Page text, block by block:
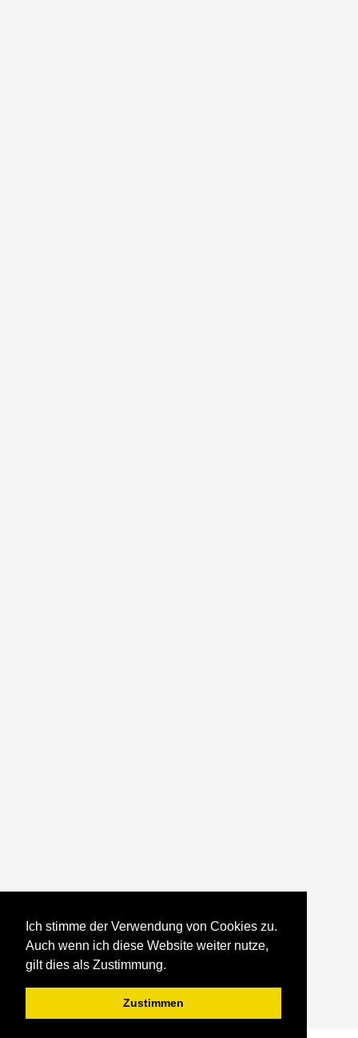
Ich stimme der Verwendung von Cookies zu.
Auch wenn ich diese Website weiter nutze,
gilt dies als Zustimmung.
Zustimmen